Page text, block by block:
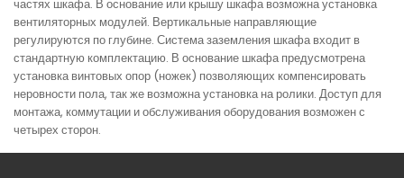
частях шкафа. В основание или крышу шкафа возможна установка
вентиляторных модулей. Вертикальные направляющие
регулируются по глубине. Система заземления шкафа входит в
стандартную комплектацию. В основание шкафа предусмотрена
установка винтовых опор (ножек) позволяющих компенсировать
неровности пола, так же возможна установка на ролики. Доступ для
монтажа, коммутации и обслуживания оборудования возможен с
четырех сторон.